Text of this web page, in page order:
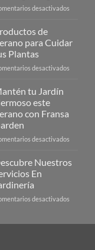
desactivados
Página
de
para Cuidar
Plantas
desactivados
tu Jardín
este
con Fransa
desactivados
Jardín
Nuestros
En
desactivados